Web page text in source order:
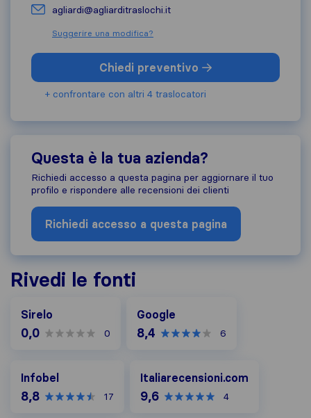
agliardi@agliarditraslochi.it
Suggerire una modifica?
Chiedi preventivo
+ confrontare con altri 4 traslocatori
Questa è la tua azienda?
Richiedi accesso a questa pagina per aggiornare il tuo
profilo e rispondere alle recensioni dei clienti
Richiedi accesso a questa pagina
Rivedi le fonti
Sirelo
0,0 0
Google
8,4 6
Infobel
8,8 17
Italiarecensioni.com
9,6 4